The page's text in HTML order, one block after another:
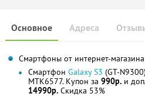
Основное Адреса
Смартфоны от интернет-магазина
Смартфон Galaxy S3 (GT-
MTK6577. Купон за 990р. и
14990р. Скидка 53%